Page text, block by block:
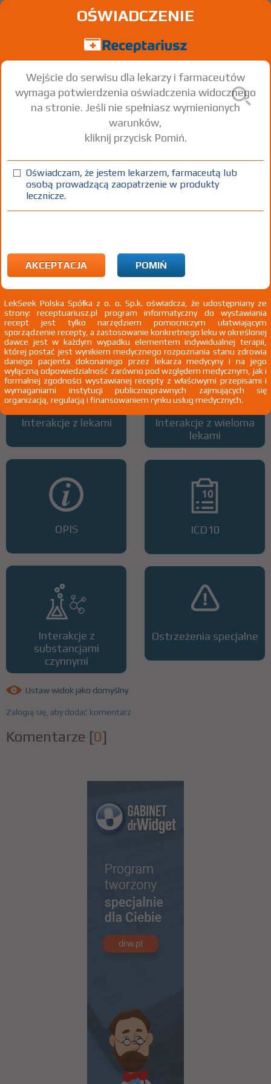
Methylphenidate hydrochloride
tabl. o przedł. uwalnianiu 27 mg 30 szt. Doustnie
100%
Wszystkie dawki leku
Interakcje z lekami
OPIS
Interakcje z
substancjami
czynnymi
ATC
Interakcje z wieloma
lekami
ICD10
Ostrzeżenia specjalne
Ustaw widok jako domyślny
Zaloguj się, aby dodać komentarz
Komentarze [0]
OŚWIADCZENIE
Wejście do serwisu dla lekarzy i farmaceutów
wymaga potwierdzenia oświadczenia widocznego
na stronie. Jeśli nie spełniasz wymienionych
warunków,
kliknij przycisk Pomiń.
Oświadczam, że jestem lekarzem, farmaceutą lub
osobą prowadzącą zaopatrzenie w produkty
lecznicze.
AKCEPTACJA POMIŃ
LekSeek Polska Spółka z o. o. Sp.k. oświadcza, że udostępniany ze
strony: receptuariusz.pl program informatyczny do wystawiania
recept jest tylko narzędziem pomocniczym ułatwiającym
sporządzenie recepty, a zastosowanie konkretnego leku w określonej
dawce jest w każdym wypadku elementem indywidualnej terapii,
której postać jest wynikiem medycznego rozpoznania stanu zdrowia
danego pacjenta dokonanego przez lekarza medycyny i na jego
wyłączną odpowiedzialność zarówno pod względem medycznym, jak i
formalnej zgodności wystawianej recepty z właściwymi przepisami i
wymaganiami instytucji publicznoprawnych zajmujących się
organizacją, regulacją i finansowaniem rynku usług medycznych.